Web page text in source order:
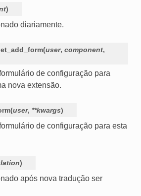
)
diariamente.
(user, component,
de configuração para
nova extensão.
(user, **kwargs)
de configuração para esta
)
após nova tradução ser